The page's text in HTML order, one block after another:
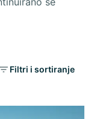
Filtri i sortiranje